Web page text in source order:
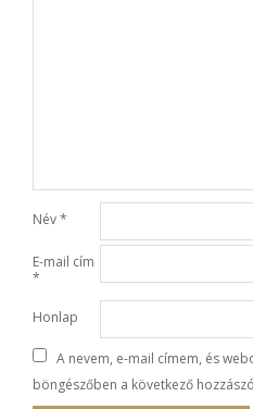
Név*
E-mail cím
*
Honlap
A nevem, e-mail címem, és
böngészőben a következő